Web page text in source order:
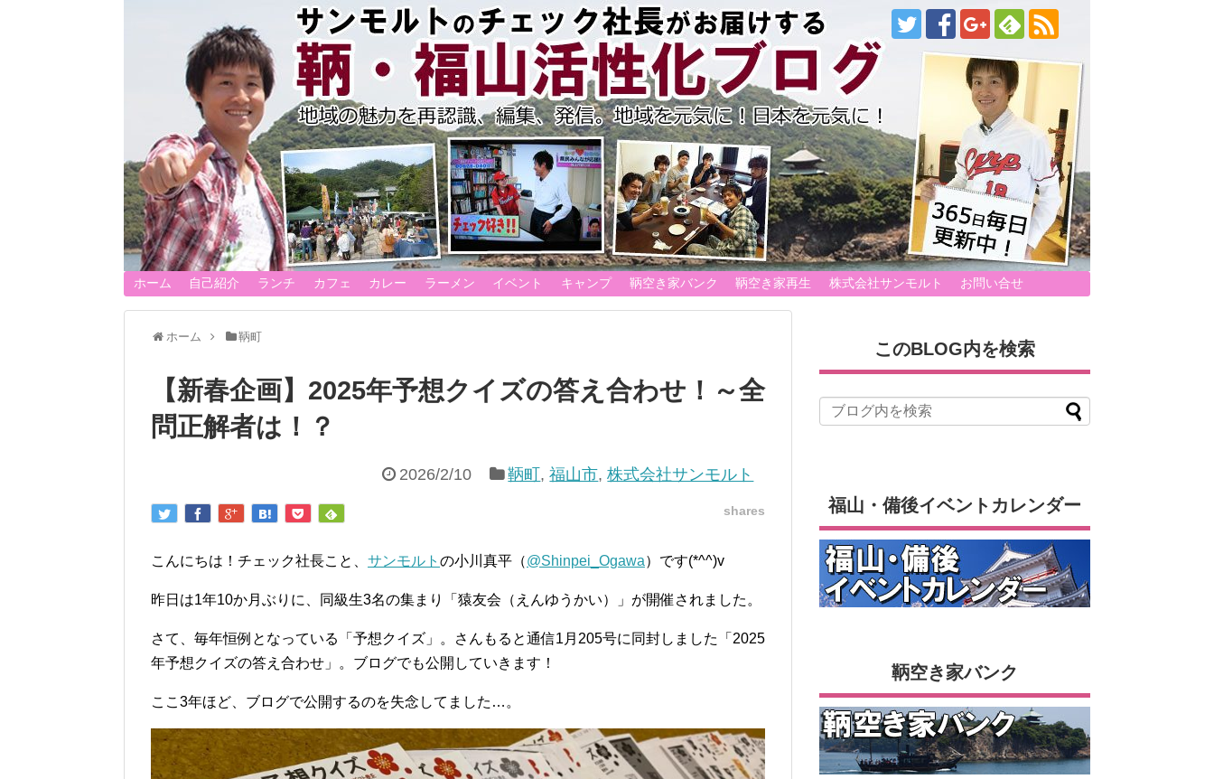
ホーム 自己紹介 ランチ カフェ カレー ラーメン イベント キャンプ 鞆空き家バンク 鞆空き家再生 株式会社サンモルト お問い合せ
ホーム 鞆町
【新春企画】2025年予想クイズの答え合わせ！～全
問正解者は！？
2026/2/10 鞆町 ,福山市,株式会社サンモルト
shares
こんにちは！チェック社長こと、 サンモルト の小川真平（@Shinpei_Ogawa）です(*^^)v
昨日は1年10か月ぶりに、同級生3名の集まり「猿友会（えんゆうかい）」が開催されました。
さて、毎年恒例となっている「予想クイズ」。さんもると通信1月205号に同封しました「2025
年予想クイズの答え合わせ」。ブログでも公開していきます！
ここ3年ほど、ブログで公開するのを失念してました…。
このBLOG内を検索
福山・備後イベントカレンダー
鞆空き家バンク